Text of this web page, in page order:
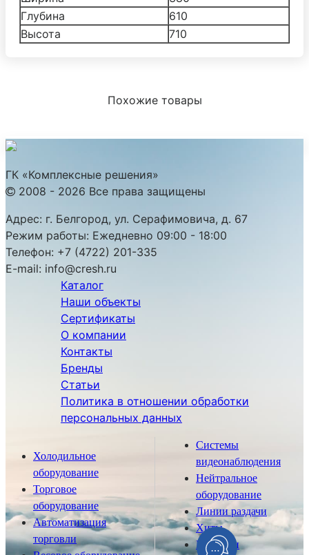
Глубина
610
Высота
710
Похожие товары
ГК «Комплексные решения»
2008 - 2026 Все права защищены
Адрес: г. Белгород, ул. Серафимовича, д. 67
Режим работы: Ежедневно 09:00 - 18:00
Телефон: +7 (4722) 201-335
E-mail: info@cresh.ru
Каталог
Наши объекты
Сертификаты
О компании
Контакты
Бренды
Статьи
Политика в отношении обработки
персональных данных
Холодильное
оборудование
Торговое
оборудование
Автоматизация
торговли
Системы
видеонаблюдения
Нейтральное
оборудование
Линии раздачи
Хиты
Новинки